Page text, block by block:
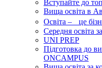
Вступайте до
Вища освіта в
Освіта – це
Середня освіта
UNI PREP
Підготовка до
ONCAMPUS